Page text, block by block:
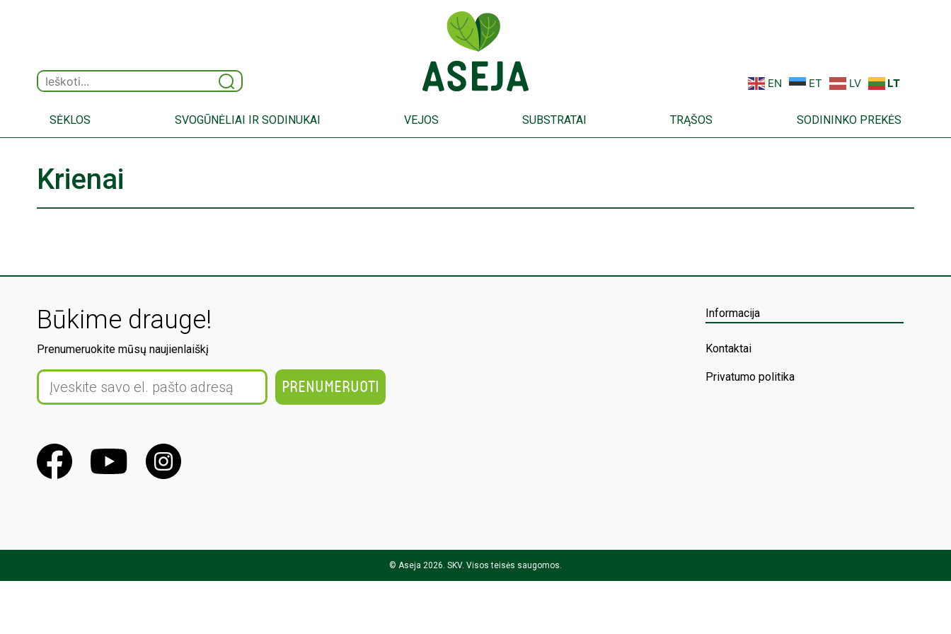
EN ET LV LT
SĖKLOS SVOGŪNĖLIAI IR SODINUKAI VEJOS SUBSTRATAI TRĄŠOS SODININKO PREKĖS
Krienai
Būkime drauge!
Prenumeruokite mūsų naujienlaiškį
Informacija
Kontaktai
Privatumo politika
© Aseja 2026. SKV. Visos teisės saugomos.